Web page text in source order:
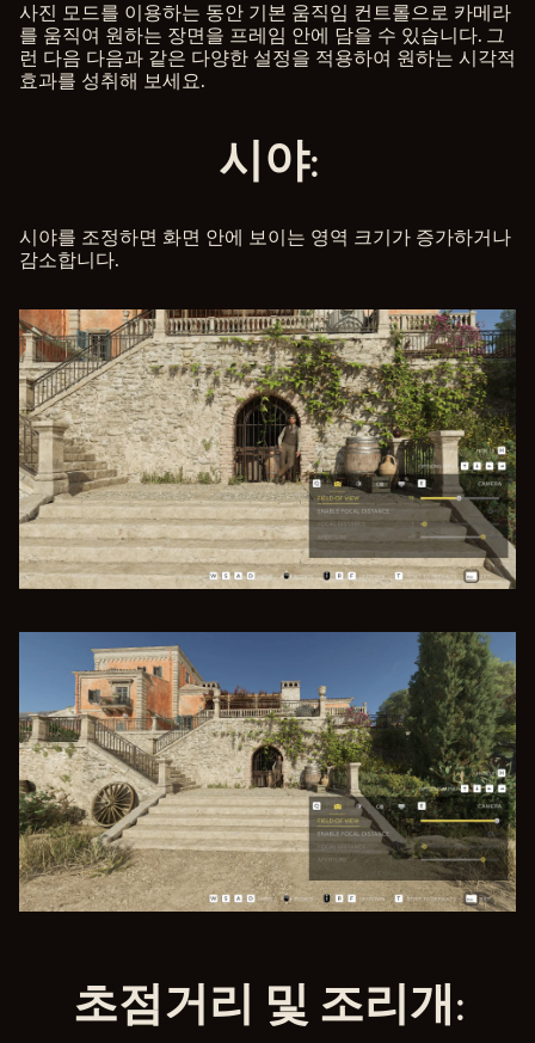
사진 모드를 이용하는 동안 기본 움직임 컨트롤으로 카메라
를 움직여 원하는 장면을 프레임 안에 담을 수 있습니다. 그
런 다음 다음과 같은 다양한 설정을 적용하여 원하는 시각적
효과를 성취해 보세요.
시야:
시야를 조정하면 화면 안에 보이는 영역 크기가 증가하거나
감소합니다.
초점거리 및 조리개: